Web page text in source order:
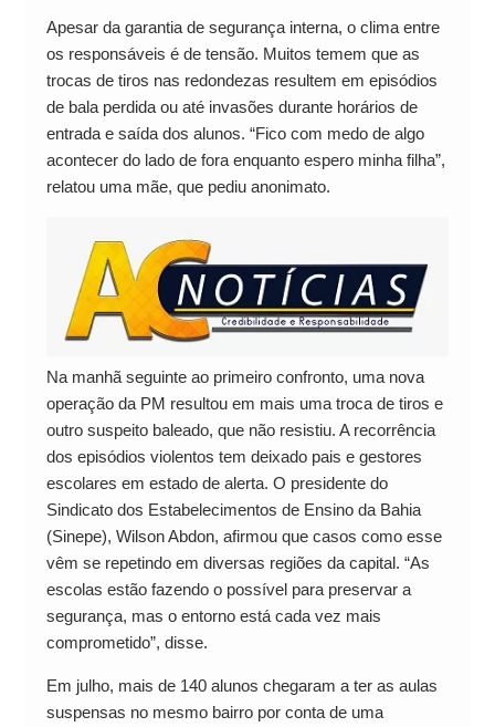
Apesar da garantia de segurança interna, o clima entre
os responsáveis é de tensão. Muitos temem que as
trocas de tiros nas redondezas resultem em episódios
de bala perdida ou até invasões durante horários de
entrada e saída dos alunos. “Fico com medo de algo
acontecer do lado de fora enquanto espero minha filha”,
relatou uma mãe, que pediu anonimato.
Na manhã seguinte ao primeiro confronto, uma nova
operação da PM resultou em mais uma troca de tiros e
outro suspeito baleado, que não resistiu. A recorrência
dos episódios violentos tem deixado pais e gestores
escolares em estado de alerta. O presidente do
Sindicato dos Estabelecimentos de Ensino da Bahia
(Sinepe), Wilson Abdon, afirmou que casos como esse
vêm se repetindo em diversas regiões da capital. “As
escolas estão fazendo o possível para preservar a
segurança, mas o entorno está cada vez mais
comprometido”, disse.
Em julho, mais de 140 alunos chegaram a ter as aulas
suspensas no mesmo bairro por conta de uma